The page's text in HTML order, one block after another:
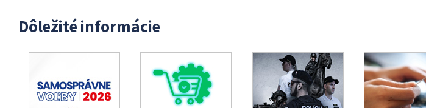
Dôležité informácie